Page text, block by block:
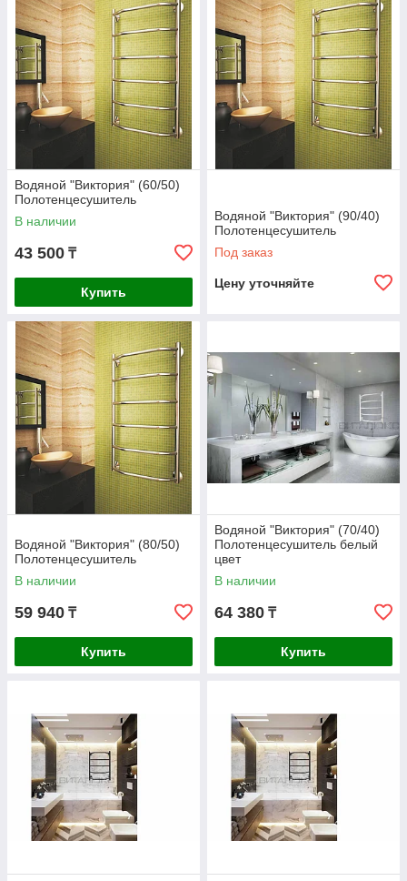
Водяной "Виктория" (60/50)
Полотенцесушитель
В наличии
43 500 ₸
Купить
Водяной "Виктория" (90/40)
Полотенцесушитель
Под заказ
Цену уточняйте
Водяной "Виктория" (80/50)
Полотенцесушитель
В наличии
59 940 ₸
Купить
Водяной "Виктория" (70/40)
Полотенцесушитель белый
цвет
В наличии
64 380 ₸
Купить